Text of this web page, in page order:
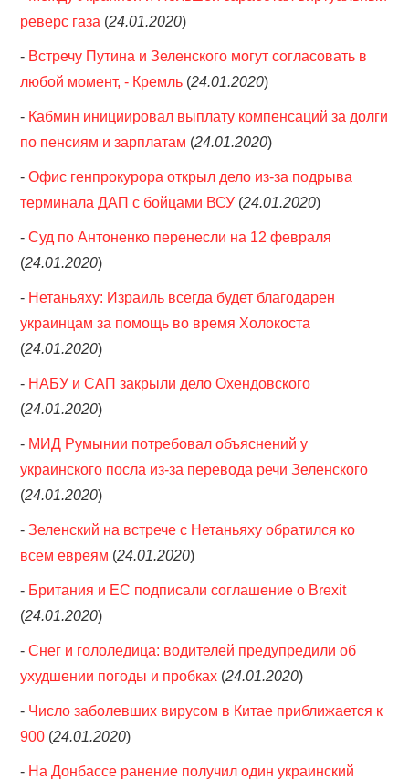
реверс газа (24.01.2020)
- Встречу Путина и Зеленского могут согласовать в
любой момент, - Кремль (24.01.2020)
- Кабмин инициировал выплату компенсаций за долги
по пенсиям и зарплатам (24.01.2020)
-Офис генпрокурора открыл дело из-за подрыва
терминала ДАП с бойцами ВСУ (24.01.2020)
-Суд по Антоненко перенесли на 12 февраля
(24.01.2020)
- Нетаньяху: Израиль всегда будет благодарен
украинцам за помощь во время Холокоста
(24.01.2020)
- НАБУ и САП закрыли дело Охендовского
(24.01.2020)
- МИД Румынии потребовал объяснений у
украинского посла из-за перевода речи Зеленского
(24.01.2020)
-Зеленский на встрече с Нетаньяху обратился ко
всем евреям (24.01.2020)
- Британия и ЕС подписали соглашение о Brexit
(24.01.2020)
-Снег и гололедица: водителей предупредили об
ухудшении погоды и пробках (24.01.2020)
- Число заболевших вирусом в Китае приближается к
900 (24.01.2020)
- На Донбассе ранение получил один украинский